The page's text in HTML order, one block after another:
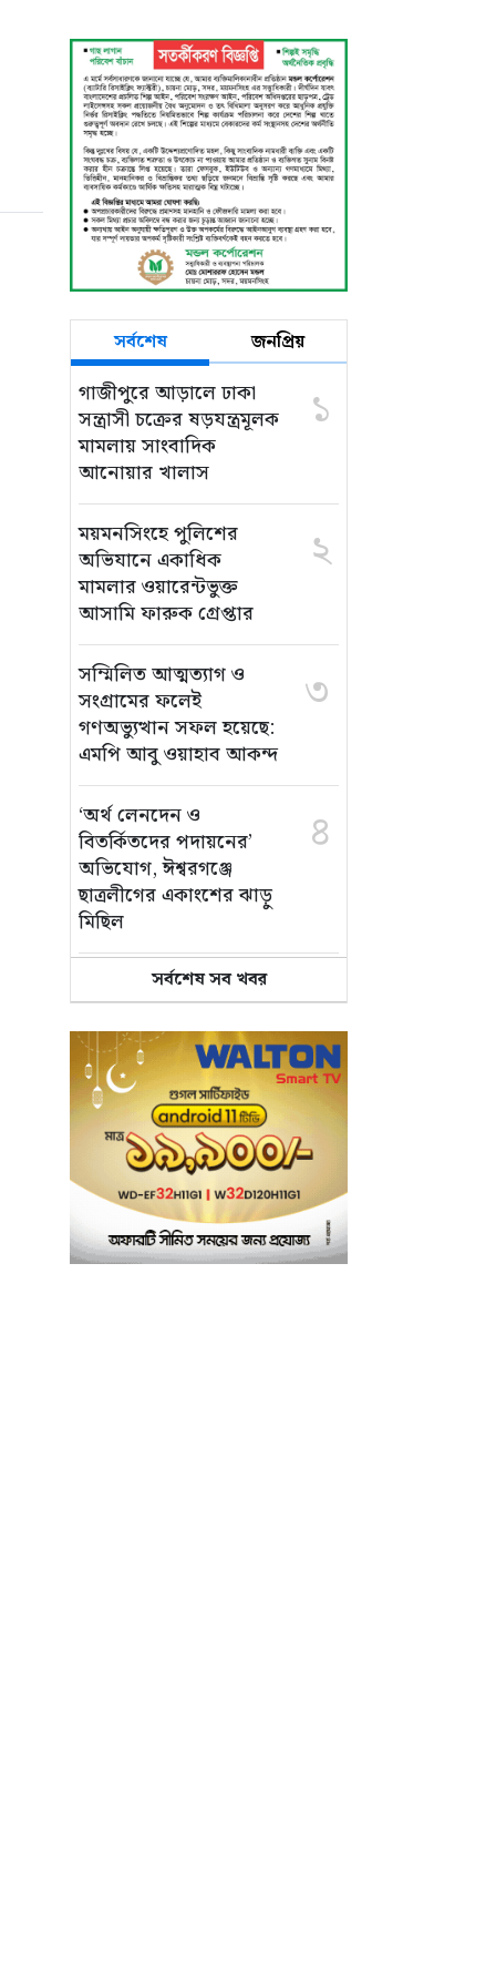
সর্বশেষ জনপ্রিয়
গাজীপুরে আড়ালে ঢাকা
সন্ত্রাসী চক্রের ষড়যন্ত্রমূলক
মামলায় সাংবাদিক
আনোয়ার খালাস
১
ময়মনসিংহে পুলিশের
অভিযানে একাধিক
মামলার ওয়ারেন্টভুক্ত
আসামি ফারুক গ্রেপ্তার
২
সম্মিলিত আত্মত্যাগ ও
সংগ্রামের ফলেই
গণঅভ্যুত্থান সফল হয়েছে:
এমপি আবু ওয়াহাব আকন্দ
৩
‘অর্থ লেনদেন ও
বিতর্কিতদের পদায়নের’
অভিযোগ, ঈশ্বরগঞ্জে
ছাত্রলীগের একাংশের ঝাড়ু
মিছিল
৪
মানসম্মত শিক্ষা নিশ্চিতে
শ্যামপুরে তৎপর শিক্ষা
অফিসার শাপলা খানম
৫
তাৎক্ষণিক খাদ্য পরীক্ষা
নিশ্চিত করবে ভ্রাম্যমাণ
পরীক্ষাগার: এস এম হুমায়ূন
কবির
৬
বাকৃবিতে মুখোমুখি দুই
আবাসিক হল, ভাঙচুরের
৭
সর্বশেষ সব খবর